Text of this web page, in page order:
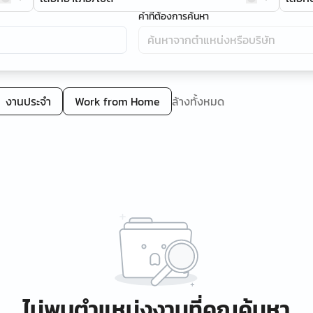
คำที่ต้องการค้นหา
งานประจำ Work from Home ล้างทั้งหมด